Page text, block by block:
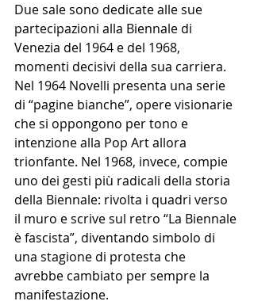
Due sale sono dedicate alle sue
partecipazioni alla Biennale di
Venezia del 1964 e del 1968,
momenti decisivi della sua carriera.
Nel 1964 Novelli presenta una serie
di “pagine bianche”, opere visionarie
che si oppongono per tono e
intenzione alla Pop Art allora
trionfante. Nel 1968, invece, compie
uno dei gesti più radicali della storia
della Biennale: rivolta i quadri verso
il muro e scrive sul retro “La Biennale
è fascista”, diventando simbolo di
una stagione di protesta che
avrebbe cambiato per sempre la
manifestazione.